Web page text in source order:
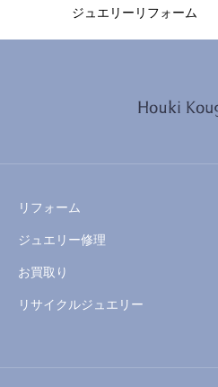
ジュエリーリフォーム
リフォーム
ジュエリー修理
お買取り
リサイクルジュエリー